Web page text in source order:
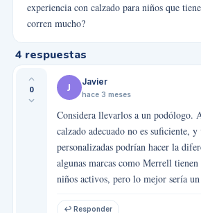
experiencia con calzado para niños que
corren mucho?
4 respuestas
0 J Javier
hace 3 meses
Considera llevarlos a un podólogo.
calzado adecuado no es suficiente,
personalizadas podrían hacer la
algunas marcas como Merrell tienen
niños activos, pero lo mejor sería
↩ Responder